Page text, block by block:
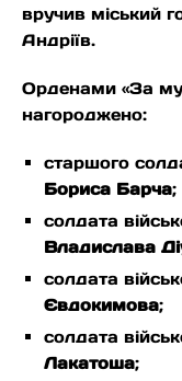
вручив міський
Андріїв.
Орденами «За
нагороджено:
старшого
Бориса Барча;
солдата
Владислава
солдата
Євдокимова;
солдата
Лакатоша;